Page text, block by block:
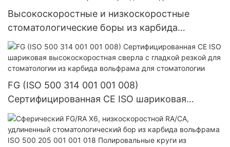
Высокоскоростные и низкоскоростные
стоматологические боры из карбида
вольфрама - KENXIN
FG (ISO 500 314 001 001 008)
Сертифицированная CE ISO шариковая
высокоскоростная сверла с гладкой резкой
для стоматологии из карбида вольфрама для
стоматологии